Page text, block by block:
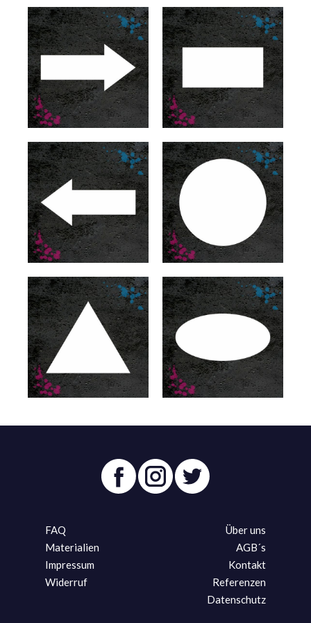
081 Hellbraun glänzend
082 Beige glänzend
083 Haselnussbraun glänzend
086 Brilliantblau glänzend
090 Silbergrau glänzend
091 Gold glänzend
092 Kupfer glänzend
FAQ
Materialien
Impressum
Widerruf
Über uns
AGB´s
Kontakt
Referenzen
Datenschutz